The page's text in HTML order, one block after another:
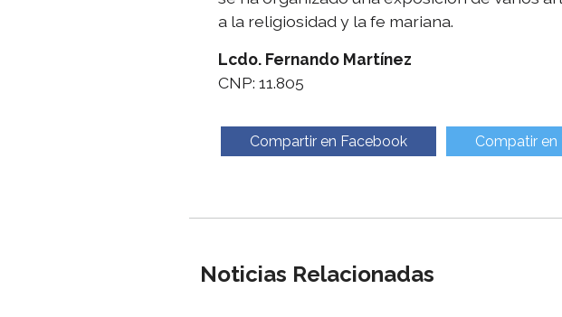
a la religiosidad y la fe mariana.
Lcdo. Fernando Martínez
CNP: 11.805
Compartir en Facebook Compatir
Noticias Relacionadas